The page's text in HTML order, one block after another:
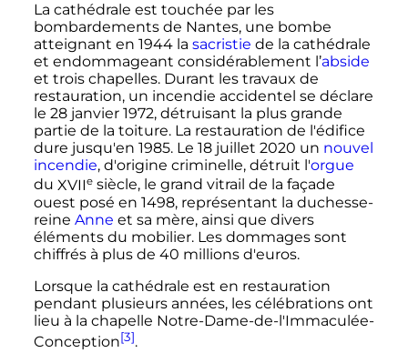
La cathédrale est touchée par les
bombardements de Nantes, une bombe
atteignant en 1944 la sacristie de la cathédrale
et endommageant considérablement l’abside
et trois chapelles. Durant les travaux de
restauration, un incendie accidentel se déclare
le 28 janvier 1972, détruisant la plus grande
partie de la toiture. La restauration de l'édifice
dure jusqu'en 1985. Le 18 juillet 2020 un nouvel
incendie, d'origine criminelle, détruit l'orgue
du XVIIe siècle, le grand vitrail de la façade
ouest posé en 1498, représentant la duchesse-
reine Anne et sa mère, ainsi que divers
éléments du mobilier. Les dommages sont
chiffrés à plus de 40 millions d'euros.
Lorsque la cathédrale est en restauration
pendant plusieurs années, les célébrations ont
lieu à la chapelle Notre-Dame-de-l'Immaculée-
Conception[3].